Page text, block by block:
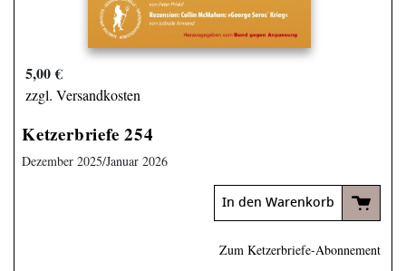
5,00 €
zzgl. Versandkosten
Ketzerbriefe 254
Dezember 2025/Januar 2026
In den Warenkorb
Zum Ketzerbriefe-Abonnement